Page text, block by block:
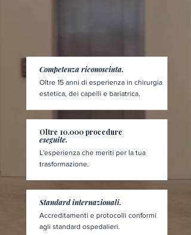
Competenza riconosciuta.
Oltre 15 anni di esperienza in chirurgia
estetica, dei capelli e bariatrica.
Oltre 10.000 procedure
eseguite.
L'esperienza che meriti per la tua
trasformazione.
Standard internazionali.
Accreditamenti e protocolli conformi
agli standard ospedalieri.